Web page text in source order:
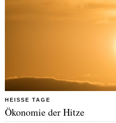
HEISSE TAGE
Ökonomie der Hitze